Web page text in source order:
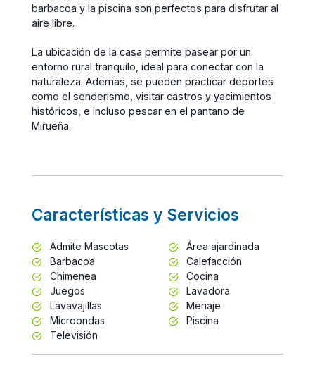
barbacoa y la piscina son perfectos para disfrutar al
aire libre.
La ubicación de la casa permite pasear por un
entorno rural tranquilo, ideal para conectar con la
naturaleza. Además, se pueden practicar deportes
como el senderismo, visitar castros y yacimientos
históricos, e incluso pescar en el pantano de
Mirueña.
Características y Servicios
Admite Mascotas
Área ajardinada
Barbacoa
Calefacción
Chimenea
Cocina
Juegos
Lavadora
Lavavajillas
Menaje
Microondas
Piscina
Televisión